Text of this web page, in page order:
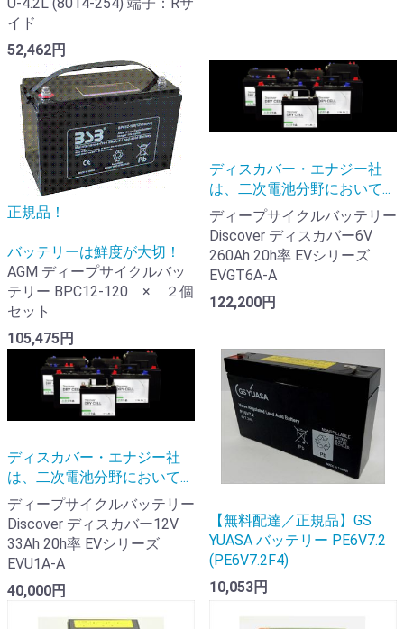
U-4.2L (8014-254) 端子：Rサ
イド
52,462円
正規品！
バッテリーは鮮度が大切！
AGM ディープサイクルバッ
テリー BPC12-120 × ２個
セット
105,475円
ディスカバー・エナジー社
は、二次電池分野において...
ディープサイクルバッテリー
Discover ディスカバー6V
260Ah 20h率 EVシリーズ
EVGT6A-A
122,200円
ディスカバー・エナジー社
は、二次電池分野において...
ディープサイクルバッテリー
Discover ディスカバー12V
33Ah 20h率 EVシリーズ
EVU1A-A
40,000円
【無料配達／正規品】GS
YUASA バッテリー PE6V7.2
(PE6V7.2F4)
10,053円